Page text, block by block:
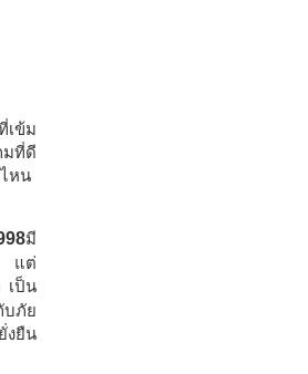
เข้ม
มที่ดี
หน
มี
แต่
เป็น
บภัย
งยืน